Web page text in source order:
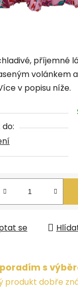
příjemné
volánkem
v popisu níže.
se
s
produkt dobře